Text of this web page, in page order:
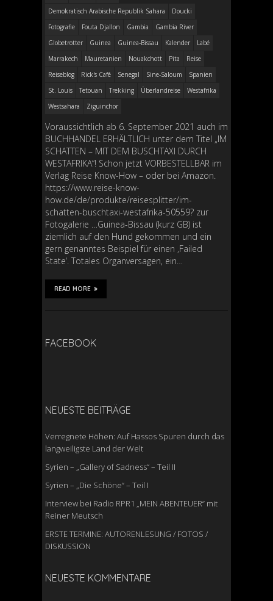
Demokratisch Arabische Republik Sahara
Doucki
Fotografie
Fouta Djallon Gambia
Gambia River
Globetrotter
Guinea Guinea-Bissau Kalender
Labé
Marrakech
Mauretanien Nouakchott Pita
Reise
Reiseblog
Rick's Café Senegal Sine-Saloum
Spanien
St. Louis
Tetouan Trekking Überlandreise
Westafrika
Westsahara
Ziguinchor
Voraussichtlich ab 6. September 2021 auch im
BUCHHANDEL ERHÄLTLICH unter dem Titel „IM
SCHATTEN – MIT DEM BUSCHTAXI DURCH
WESTAFRIKA“! Schon jetzt VORBESTELLBAR im
Verlag Reise Know-How – oder bei Amazon.
https://www.reise-know-
how.de/de/produkte/reisesplitter/im-
schatten-buschtaxi-westafrika-50559? zur
Fotogalerie …Guinea-Bissau (kurz GB) ist
ziemlich auf den Hund gekommen und ein
gern genanntes Beispiel für einen ‚Failed
State‘. Totales Organversagen, ein…
READ MORE
FACEBOOK
NEUESTE BEITRÄGE
Verregnete Höhen: Auf Hassos Spuren durch das
langweiligste Land der Welt
Syrien – „Gallery of Sadness“ – Teil II
Syrien – „Die Schöne“ – Teil I
Interview bei Radio RPR1 „MEIN ABENTEUER“ mit
Reiner Meutsch
ERSTE TERMINE: AUTORENLESUNG / FOTOS /
DISKUSSION
NEUESTE KOMMENTARE